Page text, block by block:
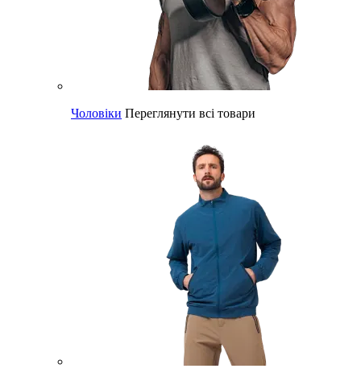
Чоловіки Переглянути всі товари